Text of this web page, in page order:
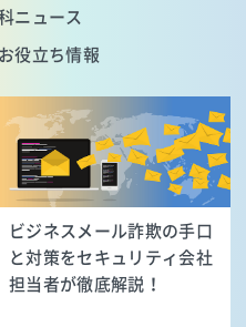
ニュース
役立ち情報
ビジネスメール詐欺の手口
と対策をセキュリティ会社
担当者が徹底解説！